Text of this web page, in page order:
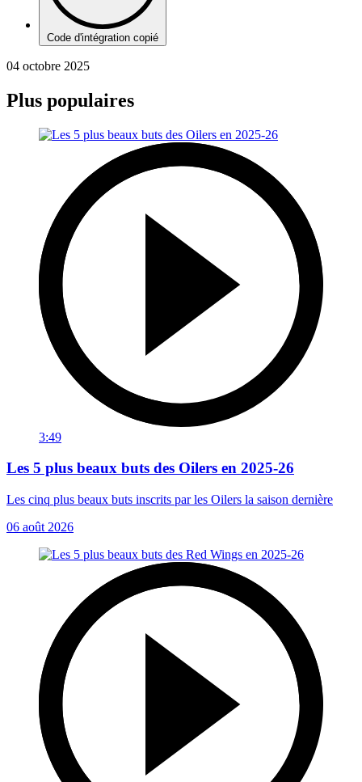
Code d'intégration copié
04 octobre 2025
Plus populaires
3:49
Les 5 plus beaux buts des Oilers en 2025-26
Les cinq plus beaux buts inscrits par les Oilers la saison dernière
06 août 2026